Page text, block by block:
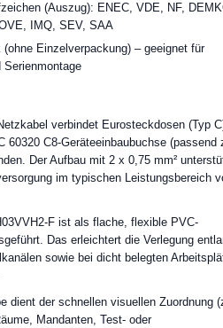
(Auszug): ENEC, VDE, NF,
IMQ, SEV, SAA
(ohne Einzelverpackung) – geeignet für
Serienmontage
verbindet Eurosteckdosen (Typ
60320 C8-Geräteeinbaubuchse (passend
Der Aufbau mit 2 x 0,75 mm²
im typischen Leistungsbereich
F ist als flache, flexible PVC-
Das erleichtert die Verlegung
sowie bei dicht belegten
dient der schnellen visuellen Zuordnung
Mandanten, Test- oder